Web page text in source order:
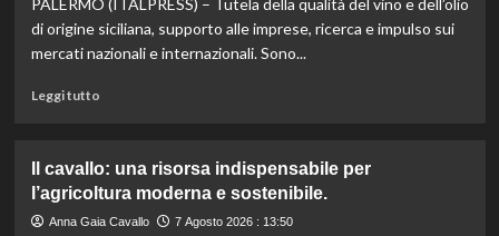
come
le
vite
umanitari”.
di origine siciliana, supporto alle imprese, ricerca e impulso sui
mercati nazionali e internazionali. Sono...
Leggi tuttoLeggi
Controllo
qualità
olio
Il cavallo: una risorsa indispensabile per
l’agricoltura moderna e sostenibile.
Anna Gaia Cavallo 7 Agosto 2026 : 13:50